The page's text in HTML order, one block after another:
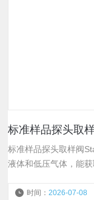
标准样品探头取
标准样品探头取样阀
液体和低压气体，能
时间：2026-07-08